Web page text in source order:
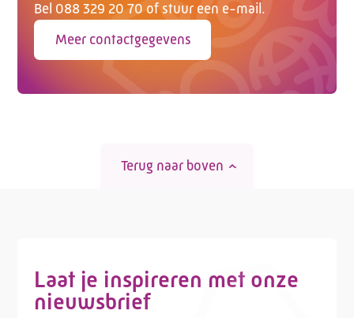
Bel 088 329 20 70 of stuur een e-mail.
Meer contactgegevens
Terug naar boven
Laat je inspireren met onze
nieuwsbrief